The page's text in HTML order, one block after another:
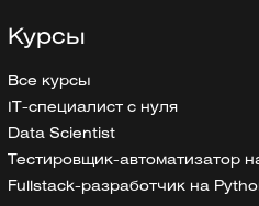
Курсы
Все курсы
IT-специалист с нуля
Data Scientist
Тестировщик-автоматизатор
Fullstack-разработчик на